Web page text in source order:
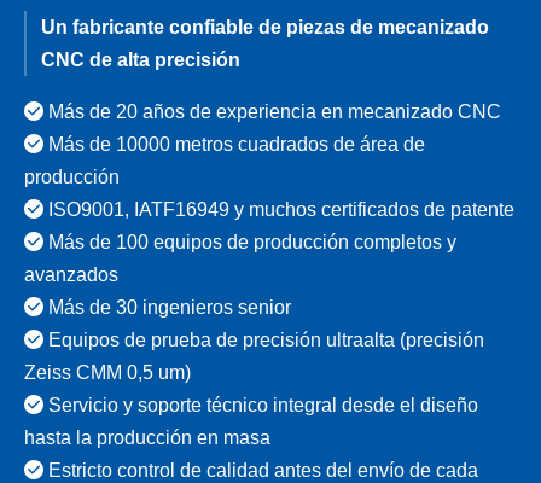
Un fabricante confiable de piezas de mecanizado
CNC de alta precisión
 Más de 20 años de experiencia en mecanizado CNC
 Más de 10000 metros cuadrados de área de
producción
 ISO9001, IATF16949 y muchos certificados de patente
 Más de 100 equipos de producción completos y
avanzados
 Más de 30 ingenieros senior
 Equipos de prueba de precisión ultraalta (precisión
Zeiss CMM 0,5 um)
 Servicio y soporte técnico integral desde el diseño
hasta la producción en masa
 Estricto control de calidad antes del envío de cada